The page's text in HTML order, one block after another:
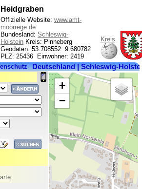
Heidgraben
Offizielle Website: www.amt-
moorrege.de
Bundesland: Schleswig-
Holstein Kreis: Pinneberg
Geodaten: 53.708552 9.680782
PLZ: 25436 Einwohner: 2419
Kreis